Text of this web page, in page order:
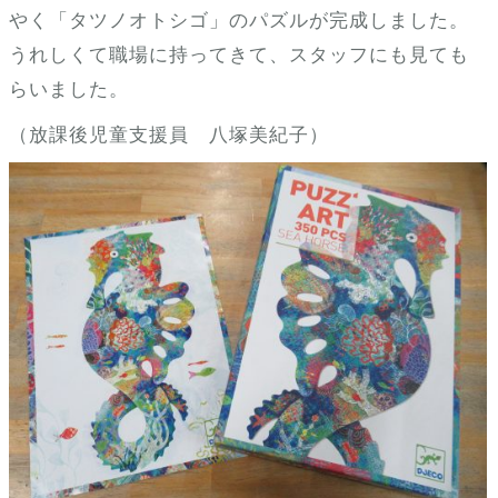
やく「タツノオトシゴ」のパズルが完成しました。
うれしくて職場に持ってきて、スタッフにも見ても
らいました。
（放課後児童支援員 八塚美紀子）